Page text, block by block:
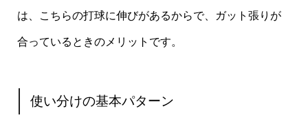
は、こちらの打球に伸びがあるからで、ガット張りが
合っているときのメリットです。
使い分けの基本パターン